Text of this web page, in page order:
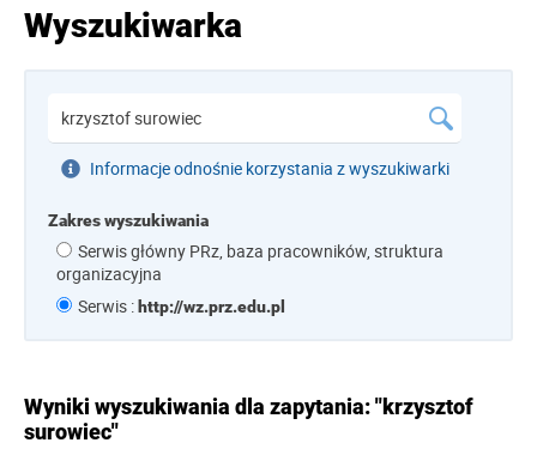
Wyszukiwarka
Informacje odnośnie korzystania z wyszukiwarki
Zakres wyszukiwania
Serwis główny PRz, baza pracowników, struktura
organizacyjna
Serwis : http://wz.prz.edu.pl
Wyniki wyszukiwania dla zapytania: "krzysztof
surowiec"